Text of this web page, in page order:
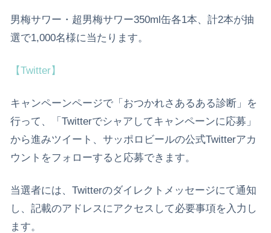
男梅サワー・超男梅サワー350ml缶各1本、計2本が抽
選で1,000名様に当たります。
【Twitter】
キャンペーンページで「おつかれさあるある診断」を
行って、「Twitterでシャアしてキャンペーンに応募」
から進みツイート、サッポロビールの公式Twitterアカ
ウントをフォローすると応募できます。
当選者には、Twitterのダイレクトメッセージにて通知
し、記載のアドレスにアクセスして必要事項を入力し
ます。